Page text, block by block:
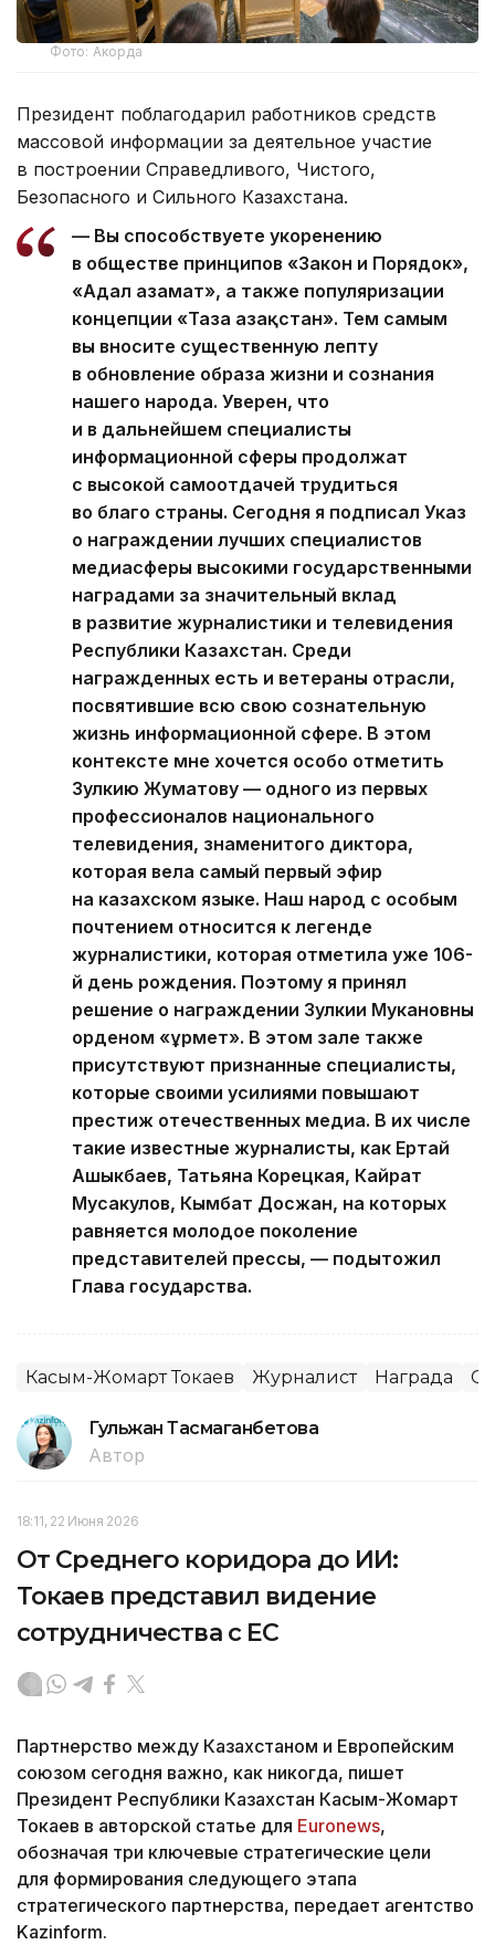
Фото: Акорда
Президент поблагодарил работников средств
массовой информации за деятельное участие
в построении Справедливого, Чистого,
Безопасного и Сильного Казахстана.
— Вы способствуете укоренению
в обществе принципов «Закон и Порядок»,
«Адал азамат», а также популяризации
концепции «Таза Қазақстан». Тем самым
вы вносите существенную лепту
в обновление образа жизни и сознания
нашего народа. Уверен, что
и в дальнейшем специалисты
информационной сферы продолжат
с высокой самоотдачей трудиться
во благо страны. Сегодня я подписал Указ
о награждении лучших специалистов
медиасферы высокими государственными
наградами за значительный вклад
в развитие журналистики и телевидения
Республики Казахстан. Среди
награжденных есть и ветераны отрасли,
посвятившие всю свою сознательную
жизнь информационной сфере. В этом
контексте мне хочется особо отметить
Зулкию Жуматову — одного из первых
профессионалов национального
телевидения, знаменитого диктора,
которая вела самый первый эфир
на казахском языке. Наш народ с особым
почтением относится к легенде
журналистики, которая отметила уже 106-
й день рождения. Поэтому я принял
решение о награждении Зулкии Мукановны
орденом «Құрмет». В этом зале также
присутствуют признанные специалисты,
которые своими усилиями повышают
престиж отечественных медиа. В их числе
такие известные журналисты, как Ертай
Ашыкбаев, Татьяна Корецкая, Кайрат
Мусакулов, Кымбат Досжан, на которых
равняется молодое поколение
представителей прессы, — подытожил
Глава государства.
Касым-Жомарт Токаев Журналист Награда
Гульжан Тасмаганбетова
Автор
18:11, 22 Июня 2026
От Среднего коридора до ИИ:
Токаев представил видение
сотрудничества с ЕС
Партнерство между Казахстаном и Европейским
союзом сегодня важно, как никогда, пишет
Президент Республики Казахстан Касым-Жомарт
Токаев в авторской статье для Euronews,
обозначая три ключевые стратегические цели
для формирования следующего этапа
стратегического партнерства, передает агентство
Kazinform.